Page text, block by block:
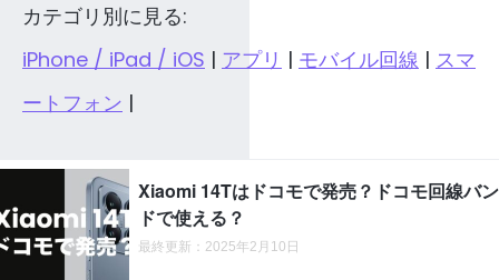
カテゴリ別に見る:
iPhone / iPad / iOS | アプリ | モバイル回線 | スマ
ートフォン |
Xiaomi 14Tはドコモで発売？ドコモ回線バン
ドで使える？
最終更新：2025年2月10日